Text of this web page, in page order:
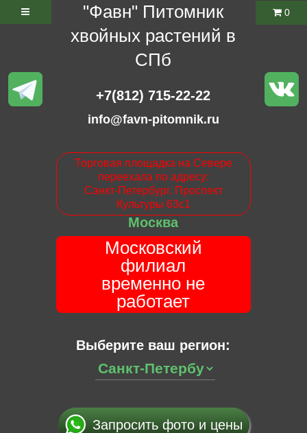
"Фавн" Питомник
хвойных растений в
СПб
+7(812) 715-22-22
info@favn-pitomnik.ru
Торговая площадка на Севере
переехала по адресу:
Санкт-Петербург. Проспект
Культуры 63с1
Москва
Московский
филиал
временно не
работает
Выберите ваш регион:
0
Запросить фото и цены